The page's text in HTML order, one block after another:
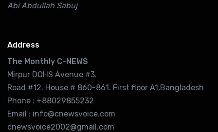
Abi Abdullah Sabuj
Address
The Monthly C-NEWS
Mirpur DOHS Avenue #3.
Road #12. House # 860-861. First floor A1,Bangladesh
Phone : +88029855232
Email : info@cnewsvoice.com
cnewsvoice2002@gmail.com